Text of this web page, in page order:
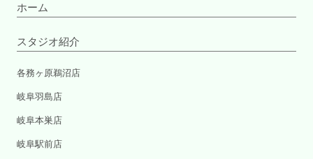
ホーム
スタジオ紹介
各務ヶ原鵜沼店
岐阜羽島店
岐阜本巣店
岐阜駅前店